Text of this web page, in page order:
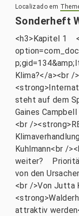
Localizado em
Sonderheft
<h3>Kapitel 1
Klima?</a><br /
steht auf dem
Gaines
<br /
Kuhlmann<br /
weiter? Priorität
von den
<br />Von Jutta
attraktiv